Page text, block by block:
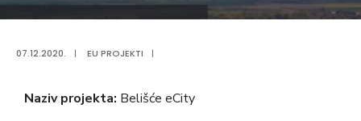
07.12.2020. | EU PROJEKTI |
Naziv projekta: Belišće eCity